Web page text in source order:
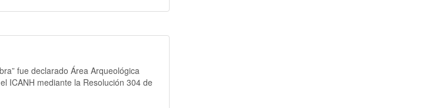
fue declarado Área Arqueológica
ICANH mediante la Resolución 304 de